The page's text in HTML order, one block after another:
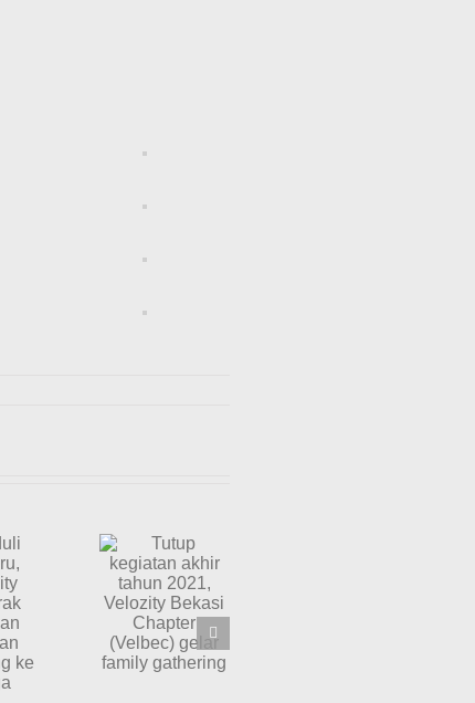
akhir
tahun
2021,
Velozity
Bekasi
Chapter
(Velbec)